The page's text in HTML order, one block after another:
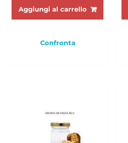
Aggiungi al carrello
Confronta